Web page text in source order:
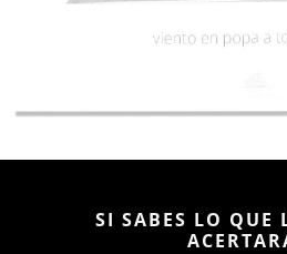
SI SABES LO QUE